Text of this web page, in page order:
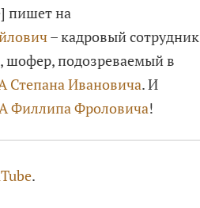
пишет на
– кадровый сотрудник
подозреваемый в
Ивановича. И
Фроловича!
.